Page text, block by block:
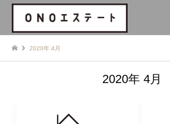
2020年 4月
2020年 4月